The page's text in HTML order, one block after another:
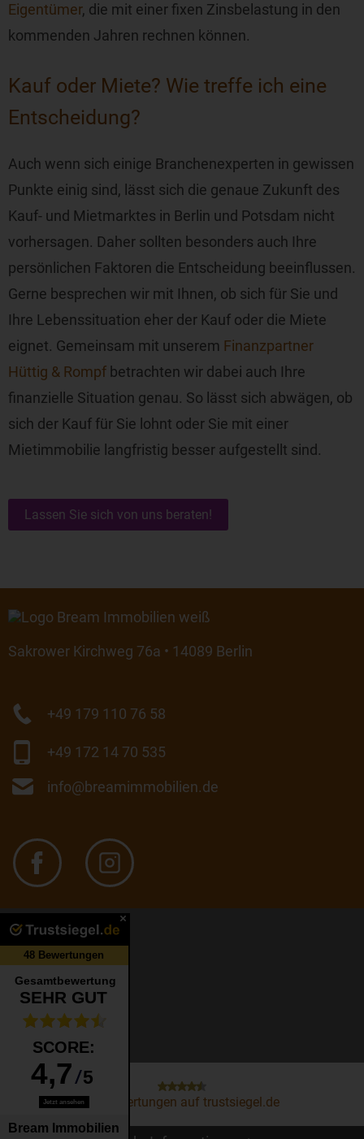
Eigentümer, die mit einer fixen Zinsbelastung in den
kommenden Jahren rechnen können.
Kauf oder Miete? Wie treffe ich eine
Entscheidung?
Auch wenn sich einige Branchenexperten in gewissen
Punkte einig sind, lässt sich die genaue Zukunft des
Kauf- und Mietmarktes in Berlin und Potsdam nicht
vorhersagen. Daher sollten besonders auch Ihre
persönlichen Faktoren die Entscheidung beeinflussen.
Gerne besprechen wir mit Ihnen, ob sich für Sie und
Ihre Lebenssituation eher der Kauf oder die Miete
eignet. Gemeinsam mit unserem Finanzpartner
Hüttig & Rompf betrachten wir dabei auch Ihre
finanzielle Situation genau. So lässt sich abwägen, ob
sich der Kauf für Sie lohnt oder Sie mit einer
Mietimmobilie langfristig besser aufgestellt sind.
Lassen Sie sich von uns beraten!
Sakrower Kirchweg 76a • 14089 Berlin
+49 179 110 76 58
+49 172 14 70 535
info@breamimmobilien.de
Kontakt
Impressum
Datenschutz
Vertrag widerrufen
Widerrufsformular
Bewertungen auf trustsiegel.de